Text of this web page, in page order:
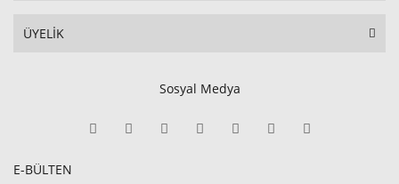
ÜYELİK
Sosyal Medya
E-BÜLTEN